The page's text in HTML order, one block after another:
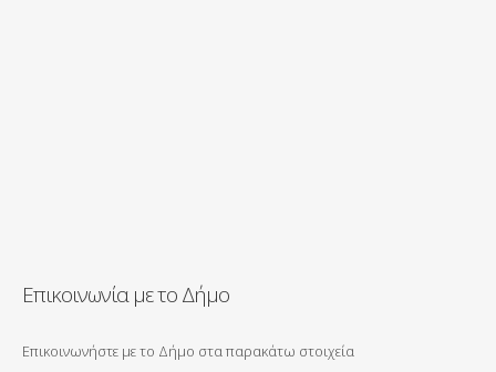
Επικοινωνία με το Δήμο
Επικοινωνήστε με το Δήμο στα παρακάτω στοιχεία